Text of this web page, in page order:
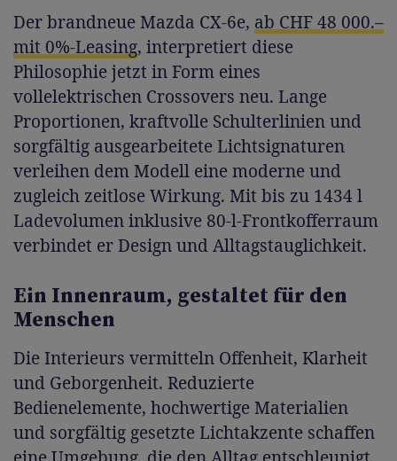
Der brandneue Mazda CX-6e, ab CHF 48 000.–
mit 0%-Leasing, interpretiert diese
Philosophie jetzt in Form eines
vollelektrischen Crossovers neu. Lange
Proportionen, kraftvolle Schulterlinien und
sorgfältig ausgearbeitete Lichtsignaturen
verleihen dem Modell eine moderne und
zugleich zeitlose Wirkung. Mit bis zu 1434 l
Ladevolumen inklusive 80-l-Frontkofferraum
verbindet er Design und Alltagstauglichkeit.
Ein Innenraum, gestaltet für den
Menschen
Die Interieurs vermitteln Offenheit, Klarheit
und Geborgenheit. Reduzierte
Bedienelemente, hochwertige Materialien
und sorgfältig gesetzte Lichtakzente schaffen